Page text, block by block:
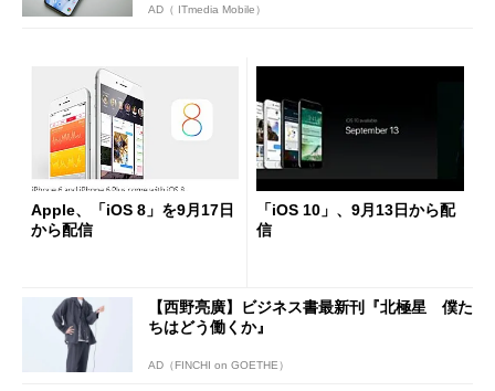
AD（ ITmedia Mobile）
Apple、「iOS 8」を9月17日
から配信
「iOS 10」、9月13日から配
信
【西野亮廣】ビジネス書最新刊『北極星 僕た
ちはどう働くか』
AD（FINCHI on GOETHE）